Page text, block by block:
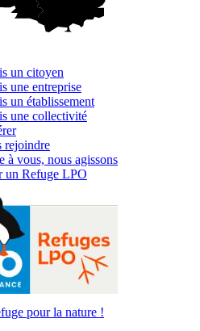
un citoyen
une entreprise
un établissement
une collectivité
rejoindre
à vous, nous agissons
un Refuge LPO
pour la nature !